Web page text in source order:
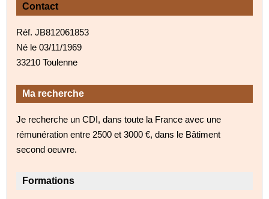
Contact
Réf. JB812061853
Né le 03/11/1969
33210 Toulenne
Ma recherche
Je recherche un CDI, dans toute la France avec une
rémunération entre 2500 et 3000 €, dans le Bâtiment
second oeuvre.
Formations